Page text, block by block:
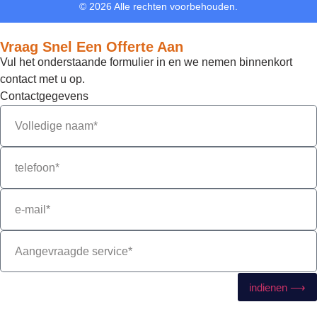
© 2026 Alle rechten voorbehouden.
Vraag Snel Een Offerte Aan
Vul het onderstaande formulier in en we nemen binnenkort
contact met u op.
Contactgegevens
indienen ⟶